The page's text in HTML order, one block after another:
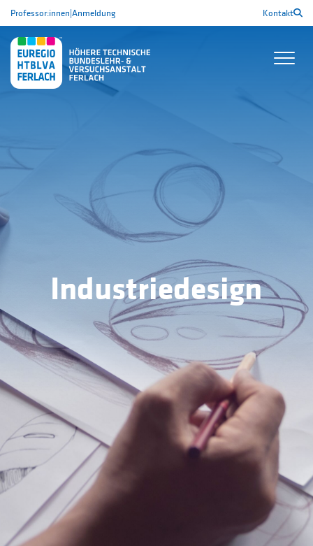
Professor:innen|Anmeldung Kontakt
Industriedesign